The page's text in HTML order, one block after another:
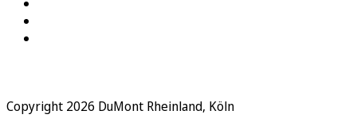
Copyright 2026 DuMont Rheinland, Köln